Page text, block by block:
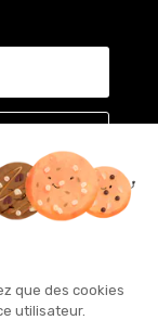
que des cookies
utilisateur.